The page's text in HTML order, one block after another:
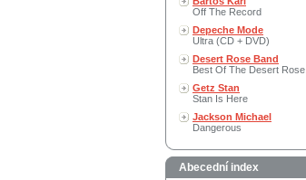
Off The Record
Depeche Mode
Ultra (CD + DVD)
Desert Rose Band
Best Of The Desert Rose..
Getz Stan
Stan Is Here
Jackson Michael
Dangerous
Abecední index